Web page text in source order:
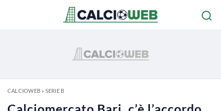
CALCIOWEB» SERIE B